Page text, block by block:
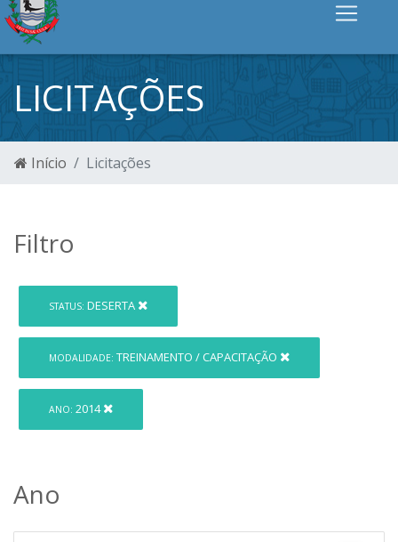
LICITAÇÕES
Início Licitações
Filtro
STATUS: DESERTA
MODALIDADE: TREINAMENTO / CAPACITAÇÃO
ANO: 2014
Ano